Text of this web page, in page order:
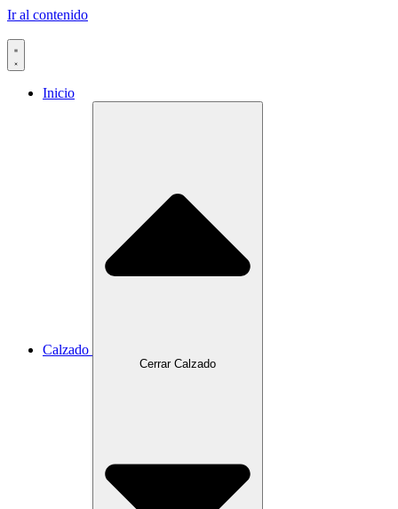
Ir al contenido
Inicio
Calzado
Cerrar Calzado